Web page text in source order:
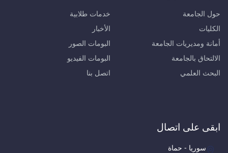
حول الجامعة
الكليات
أمانة ومديريات الجامعة
الالتحاق بالجامعة
البحث العلمي
خدمات طلابية
الأخبار
البومات الصور
البومات الفيديو
اتصل بنا
ابقى على اتصال
سوريا - حماة